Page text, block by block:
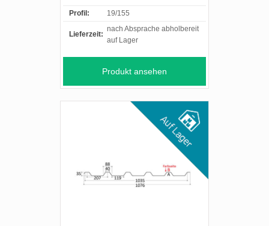
Profil: 19/155
Lieferzeit:
nach Absprache abholbereit
auf Lager
Produkt ansehen